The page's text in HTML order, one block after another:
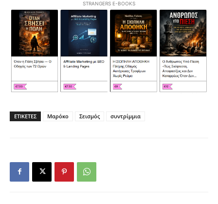
STRANGERS E-BOOKS
ΕΤΙΚΕΤΕΣ Μαρόκο Σεισμός συντρίμμια